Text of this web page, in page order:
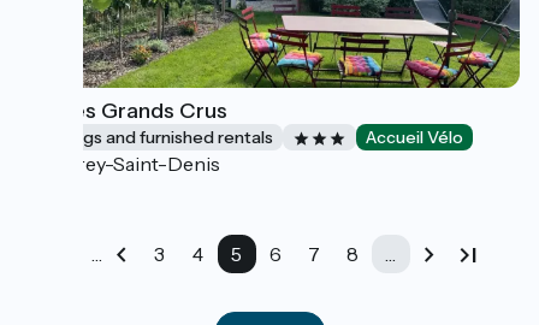
Gîte les Grands Crus
Lodgings and furnished rentals Accueil Vélo
Morey-Saint-Denis
… 3 4 5 6 7 8 …